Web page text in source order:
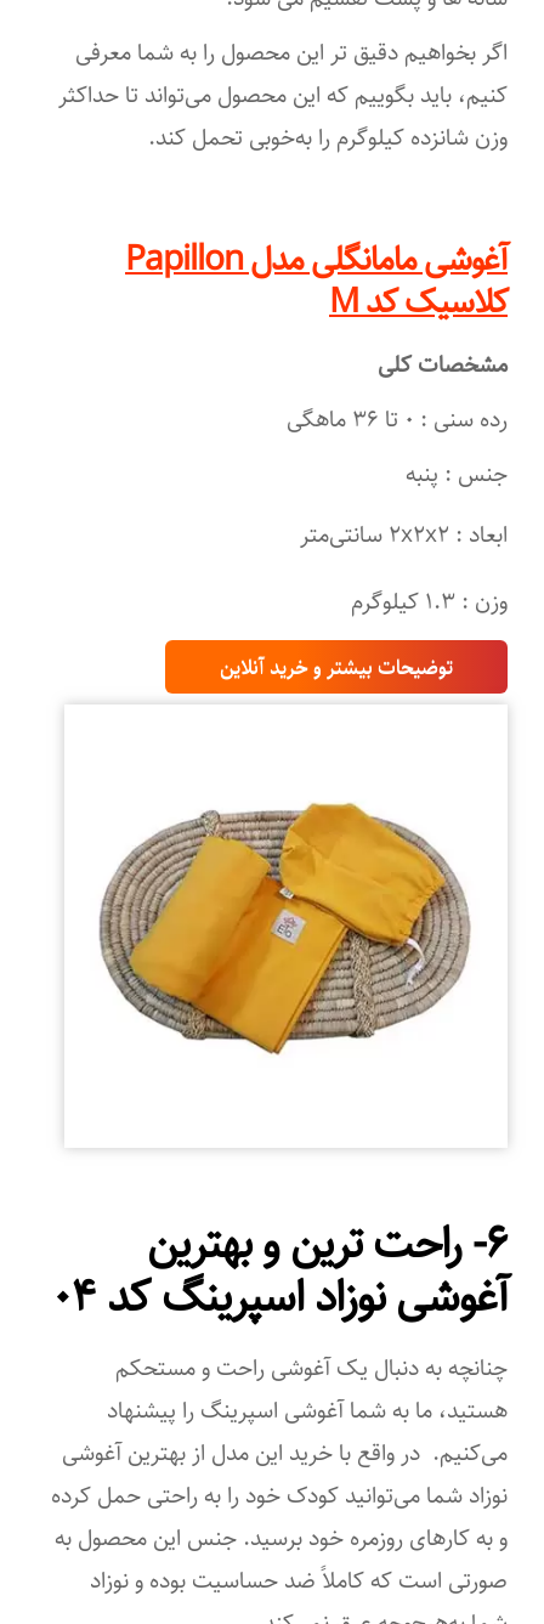
اگر بخواهیم دقیق تر این محصول را به شما معرفی
کنیم، باید بگوییم که این محصول می‌تواند تا حداکثر
وزن شانزده کیلوگرم را به‌خوبی تحمل کند.
آغوشی مامانگلی مدل Papillon
کلاسیک کد M
مشخصات کلی
رده سنی : ۰ تا ۳۶ ماهگی
جنس : پنبه
ابعاد : ۲x۲x۲ سانتی‌متر
وزن : ۱.۳ کیلوگرم
توضیحات بیشتر و خرید آنلاین
۶- راحت ترین و بهترین
آغوشی نوزاد اسپرینگ کد ۰۴
چنانچه به ‌دنبال یک آغوشی راحت و مستحکم
هستید، ما به شما آغوشی اسپرینگ را پیشنهاد
می‌کنیم. در واقع با خرید این مدل از بهترین آغوشی
نوزاد شما می‌توانید کودک خود را به‌ راحتی حمل کرده
و به کارهای روزمره خود برسید. جنس این محصول به
صورتی است که کاملاً ضد حساسیت بوده و نوزاد